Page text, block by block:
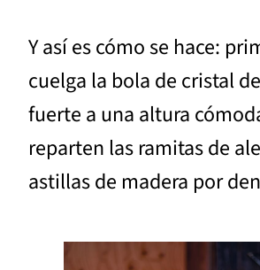
Y así es cómo se hace:
cuelga la bola de cristal
fuerte a una altura
reparten las ramitas de
astillas de madera por